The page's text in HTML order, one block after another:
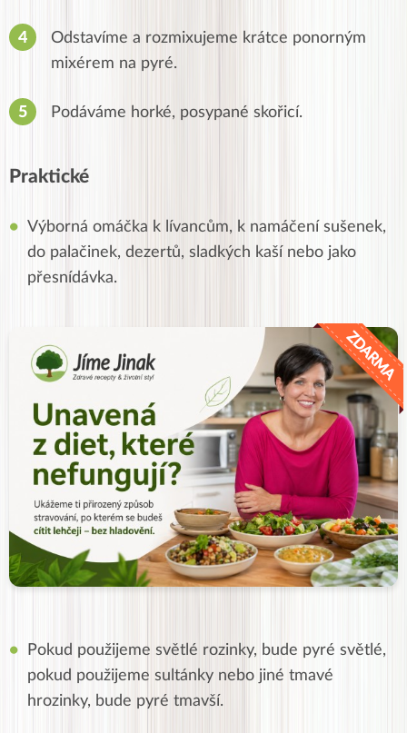
Odstavíme a rozmixujeme krátce ponorným
mixérem na pyré.
Podáváme horké, posypané skořicí.
Praktické
Výborná omáčka k lívancům, k namáčení sušenek,
do palačinek, dezertů, sladkých kaší nebo jako
přesnídávka.
Pokud použijeme světlé rozinky, bude pyré světlé,
pokud použijeme sultánky nebo jiné tmavé
hrozinky, bude pyré tmavší.